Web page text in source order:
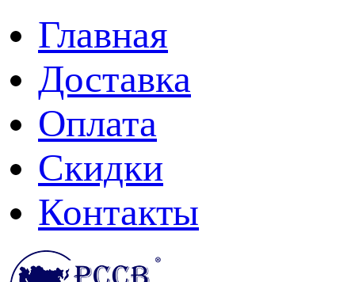
Главная
Доставка
Оплата
Скидки
Контакты